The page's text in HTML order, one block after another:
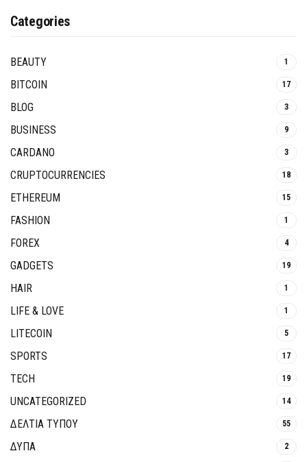
Categories
BEAUTY 1
BITCOIN 17
BLOG 3
BUSINESS 9
CARDANO 3
CRUPTOCURRENCIES 18
ETHEREUM 15
FASHION 1
FOREX 4
GADGETS 19
HAIR 1
LIFE & LOVE 1
LITECOIN 5
SPORTS 17
TECH 19
UNCATEGORIZED 14
ΔΕΛΤΙΑ ΤΥΠΟΥ 55
ΔΥΠΑ 2